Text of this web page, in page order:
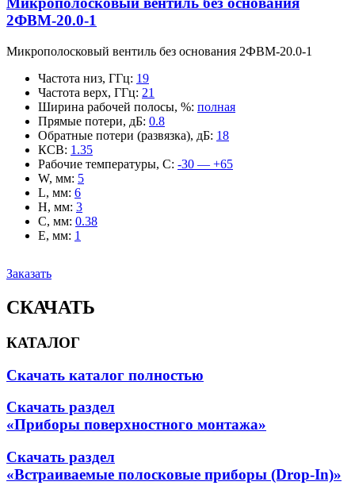
2ФВМ-20.0-1
Микрополосковый вентиль без основания 2ФВМ-20.0-1
Частота низ, ГГц: 19
Частота верх, ГГц: 21
Ширина рабочей полосы, %: полная
Прямые потери, дБ: 0.8
Обратные потери (развязка), дБ: 18
КСВ: 1.35
Рабочие температуры, С: -30 — +65
W, мм: 5
L, мм: 6
H, мм: 3
C, мм: 0.38
E, мм: 1
Заказать
СКАЧАТЬ
КАТАЛОГ
Скачать каталог полностью
Скачать раздел
«Приборы поверхностного монтажа»
Скачать раздел
«Встраиваемые полосковые приборы (Drop-In)»